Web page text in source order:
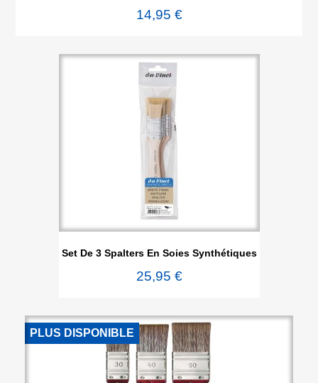
14,95 €
Set De 3 Spalters En Soies Synthétiques
25,95 €
PLUS DISPONIBLE